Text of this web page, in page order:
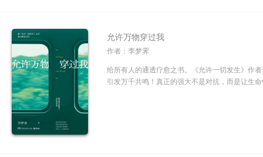
允许万物穿过我
作者：李梦霁
给所有人的通透疗愈之书。《允许一切发生》作
引发万千共鸣！真正的强大不是对抗，而是让生